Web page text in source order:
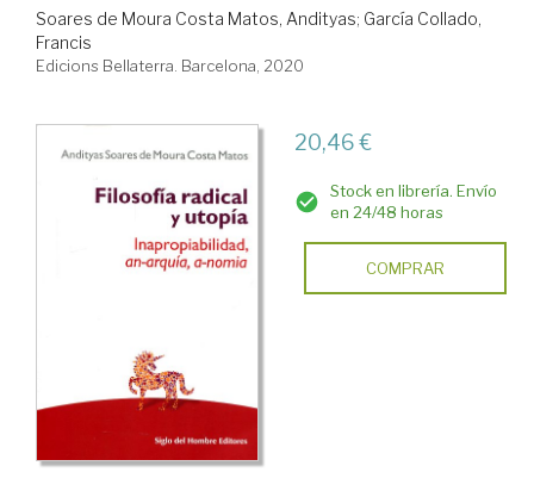
Soares de Moura Costa Matos, Andityas; García Collado,
Francis
Edicions Bellaterra. Barcelona, 2020
20,46 €
Stock en librería. Envío
en 24/48 horas
COMPRAR